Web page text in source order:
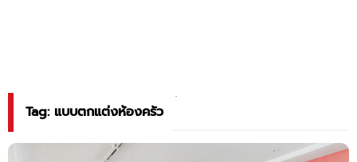
Tag: แบบตกแต่งห้องครัว